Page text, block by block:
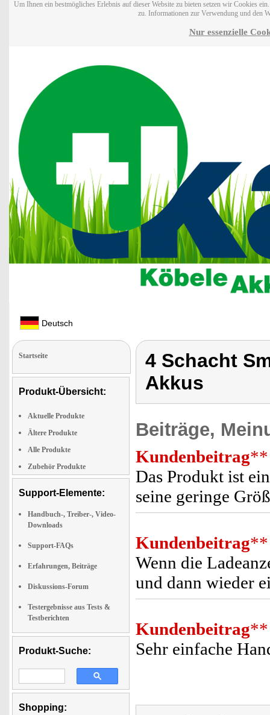
Um Ihnen ein bestmögliches Erlebnis auf dieser Website zu bieten setzen wir Cookies
zu. Informationen zur Verwendung und den
Nur essenzielle
Deutsch
Startseite
Produkt-Übersicht:
Aktuelle Produkte
Ältere Produkte
Alle Produkte
Zubehör Produkte
Support-Elemente:
Handbuch-, Treiber-, Video-
Downloads
Support-FAQs
Erfahrungen, Beiträge
Diskussions-Forum
Testergebnisse aus Tests &
Testberichten
Produkt-Suche:
Shopping:
4 Schacht
Akkus
Beiträge,
Kundenbeitrag**
Das Produkt ist
seine geringe
Kundenbeitrag**
Wenn die
und dann wieder
Kundenbeitrag**
Sehr einfache